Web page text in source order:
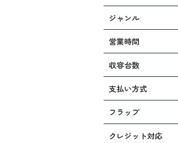
ジャンル
営業時間
収容台数
支払い方式
フラップ
クレジット対応